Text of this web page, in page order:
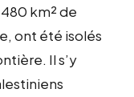
km² de
ont été isolés
Il s’y